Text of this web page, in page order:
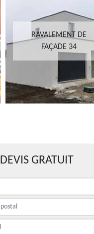
RAVALEMENT DE
FAÇADE 34
DEVIS GRATUIT